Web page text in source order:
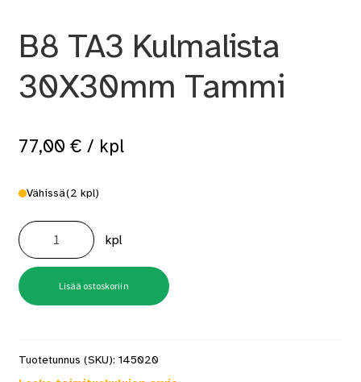
B8 TA3 Kulmalista
30X30mm Tammi
77,00 € / kpl
Vähissä(2 kpl)
B8
TA3
Kulmalista
30X30mm
Tammi
määrä
kpl
Lisää ostoskoriin
Tuotetunnus (SKU): 145020